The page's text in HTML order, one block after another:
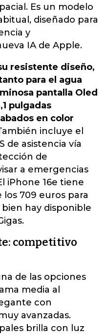
Es un modelo
diseñado para
y
IA de Apple.
resistente diseño,
para el agua
pantalla Oled
pulgadas
en color
incluye el
de asistencia vía
de
a emergencias
iPhone 16e tiene
709 euros para
bien hay disponible
competitivo
de las opciones
media al
con
avanzadas.
brilla con luz